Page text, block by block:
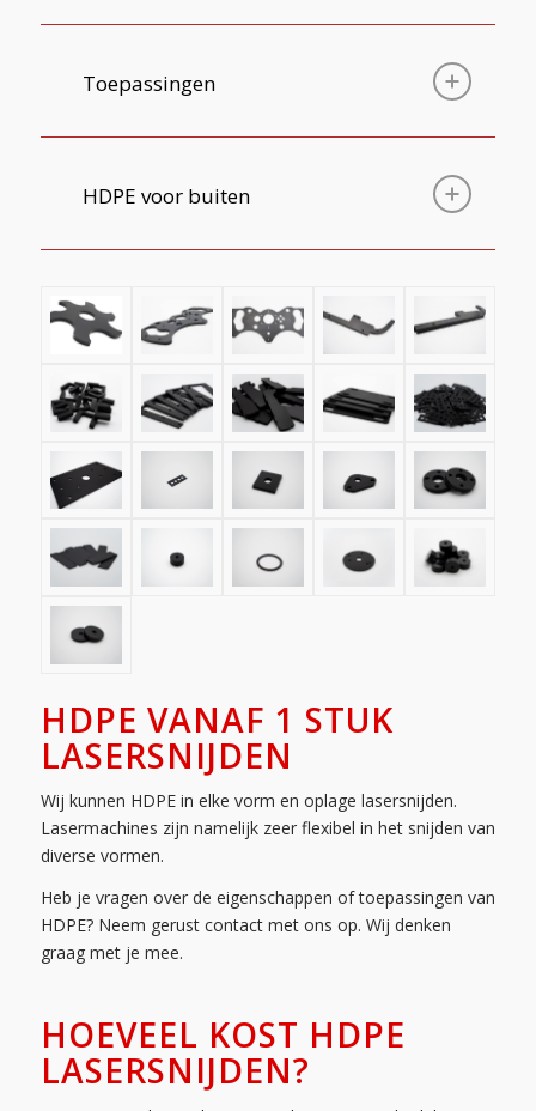
Toepassingen
HDPE voor buiten
HDPE VANAF 1 STUK
LASERSNIJDEN
Wij kunnen HDPE in elke vorm en oplage lasersnijden.
Lasermachines zijn namelijk zeer flexibel in het snijden van
diverse vormen.
Heb je vragen over de eigenschappen of toepassingen van
HDPE? Neem gerust contact met ons op. Wij denken
graag met je mee.
HOEVEEL KOST HDPE
LASERSNIJDEN?